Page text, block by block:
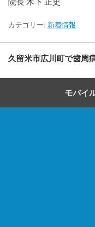
カテゴリー: 新着情報
久留米市広川町で歯周
モバイ